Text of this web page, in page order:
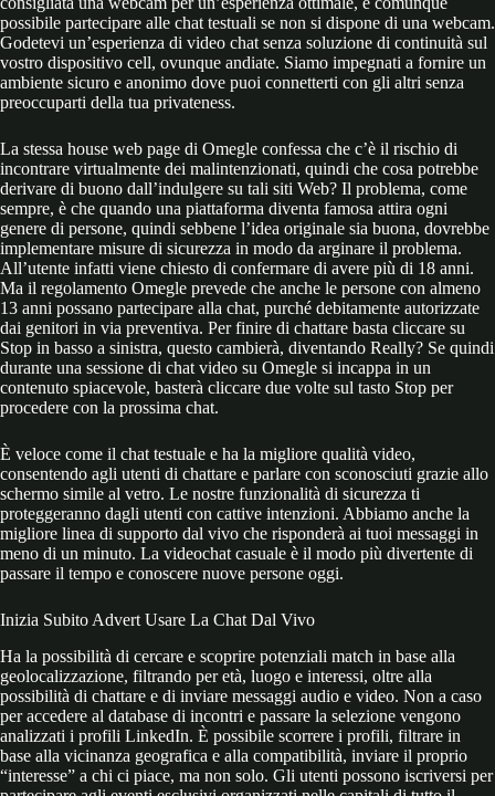
possibile partecipare alle chat testuali se non si dispone di una webcam.
Godetevi un’esperienza di video chat senza soluzione di continuità sul
vostro dispositivo cell, ovunque andiate. Siamo impegnati a fornire un
ambiente sicuro e anonimo dove puoi connetterti con gli altri senza
preoccuparti della tua privateness.
La stessa house web page di Omegle confessa che c’è il rischio di
incontrare virtualmente dei malintenzionati, quindi che cosa potrebbe
derivare di buono dall’indulgere su tali siti Web? Il problema, come
sempre, è che quando una piattaforma diventa famosa attira ogni
genere di persone, quindi sebbene l’idea originale sia buona, dovrebbe
implementare misure di sicurezza in modo da arginare il problema.
All’utente infatti viene chiesto di confermare di avere più di 18 anni.
Ma il regolamento Omegle prevede che anche le persone con almeno
13 anni possano partecipare alla chat, purché debitamente autorizzate
dai genitori in via preventiva. Per finire di chattare basta cliccare su
Stop in basso a sinistra, questo cambierà, diventando Really? Se quindi
durante una sessione di chat video su Omegle si incappa in un
contenuto spiacevole, basterà cliccare due volte sul tasto Stop per
procedere con la prossima chat.
È veloce come il chat testuale e ha la migliore qualità video,
consentendo agli utenti di chattare e parlare con sconosciuti grazie allo
schermo simile al vetro. Le nostre funzionalità di sicurezza ti
proteggeranno dagli utenti con cattive intenzioni. Abbiamo anche la
migliore linea di supporto dal vivo che risponderà ai tuoi messaggi in
meno di un minuto. La videochat casuale è il modo più divertente di
passare il tempo e conoscere nuove persone oggi.
Inizia Subito Advert Usare La Chat Dal Vivo
Ha la possibilità di cercare e scoprire potenziali match in base alla
geolocalizzazione, filtrando per età, luogo e interessi, oltre alla
possibilità di chattare e di inviare messaggi audio e video. Non a caso
per accedere al database di incontri e passare la selezione vengono
analizzati i profili LinkedIn. È possibile scorrere i profili, filtrare in
base alla vicinanza geografica e alla compatibilità, inviare il proprio
“interesse” a chi ci piace, ma non solo. Gli utenti possono iscriversi per